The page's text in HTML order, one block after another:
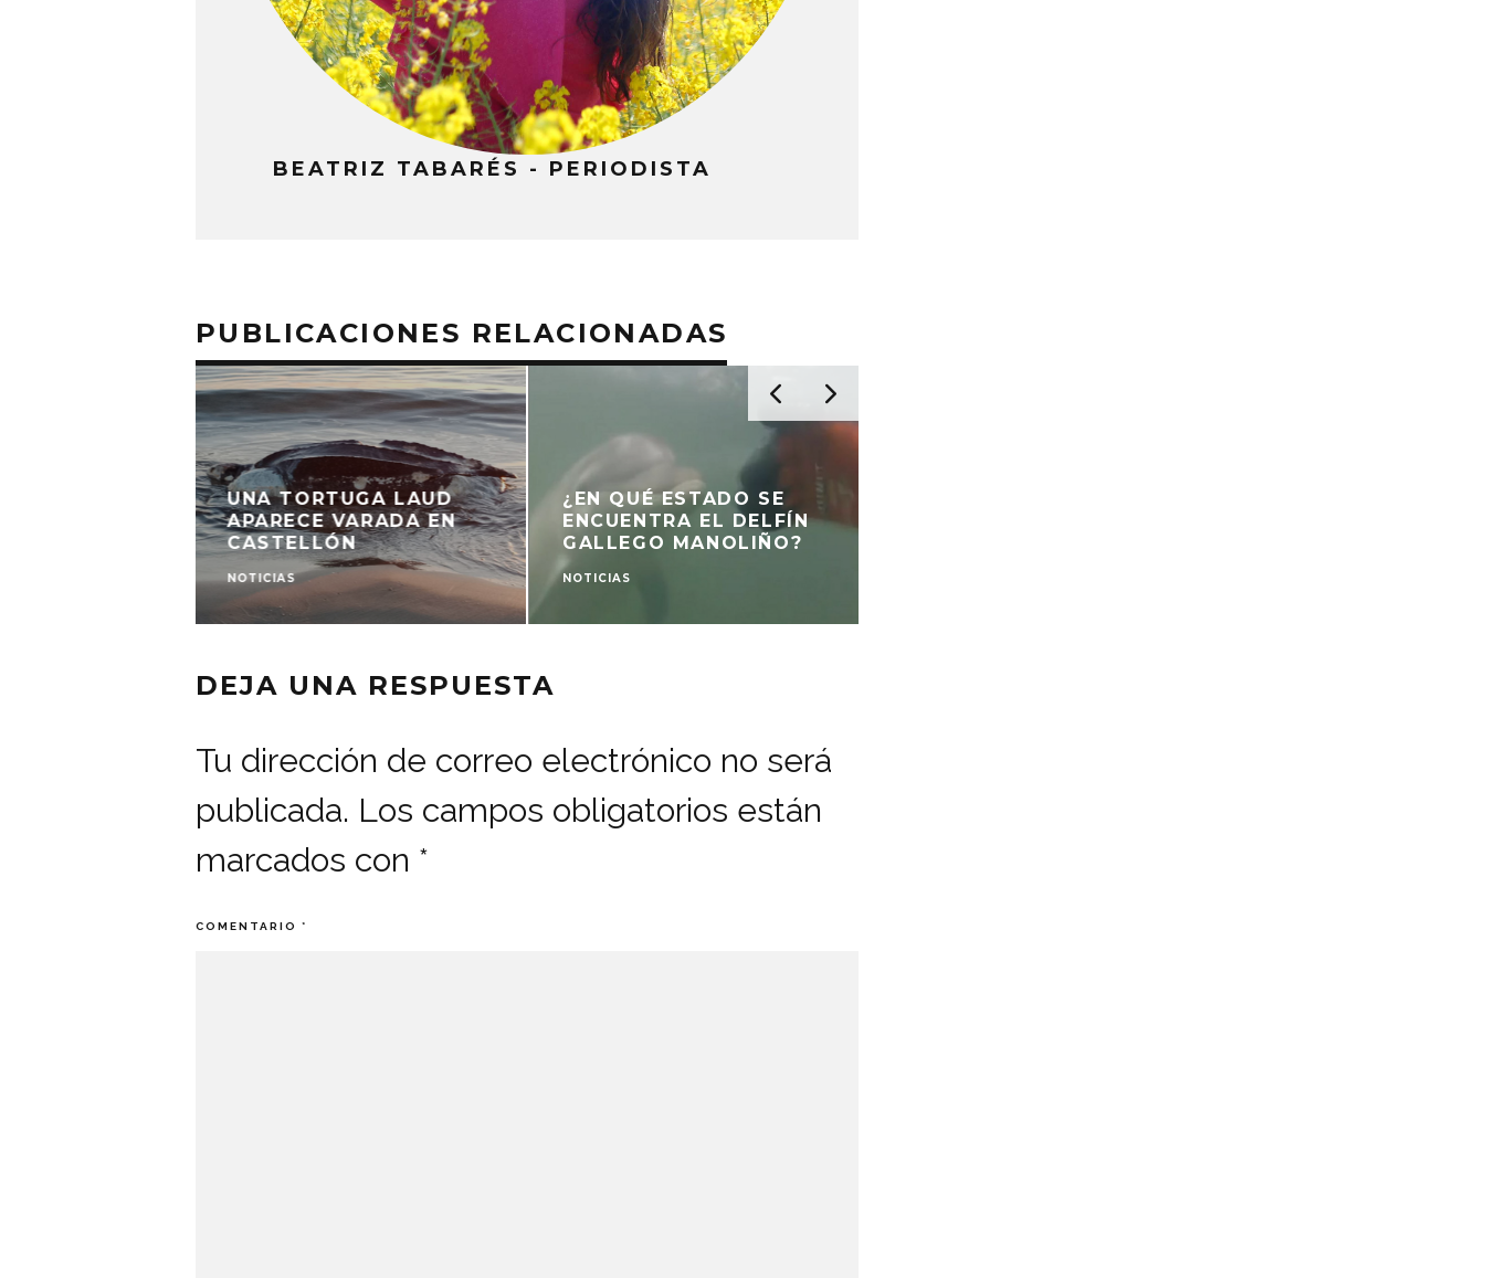
BEATRIZ TABARÉS - PERIODISTA
PUBLICACIONES RELACIONADAS
UNA TORTUGA LAUD
APARECE VARADA EN
CASTELLÓN
NOTICIAS
¿EN QUÉ ESTADO SE
ENCUENTRA EL DELFÍN
GALLEGO MANOLIÑO?
NOTICIAS
DEJA UNA RESPUESTA
Tu dirección de correo electrónico no será
publicada. Los campos obligatorios están
marcados con *
COMENTARIO *